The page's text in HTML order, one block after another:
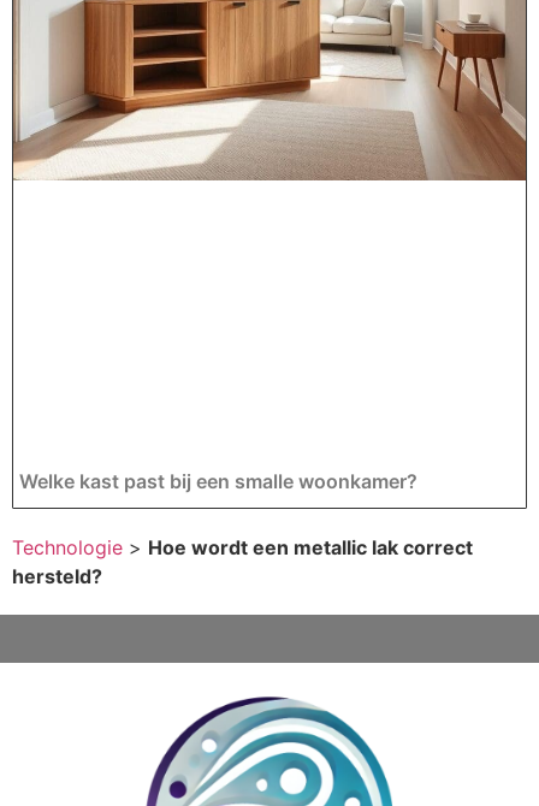
Welke kast past bij een smalle woonkamer?
Technologie > Hoe wordt een metallic lak correct
hersteld?